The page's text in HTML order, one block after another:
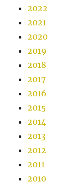
2022
2021
2020
2019
2018
2017
2016
2015
2014
2013
2012
2011
2010